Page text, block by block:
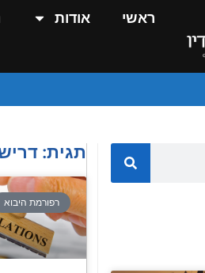
ראשי אודות
תגית:
רפורמת היבוא